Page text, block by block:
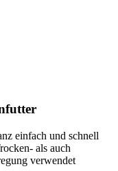
einfach und schnell
als auch
verwendet